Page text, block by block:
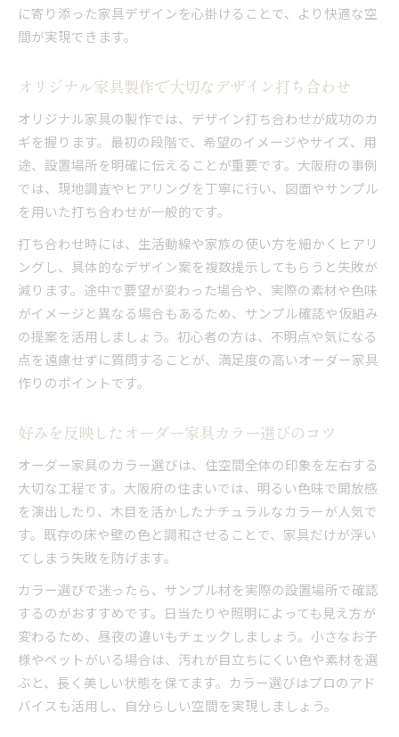
に寄り添った家具デザインを心掛けることで、より快適な空
間が実現できます。
オリジナル家具製作で大切なデザイン打ち合わせ
オリジナル家具の製作では、デザイン打ち合わせが成功のカ
ギを握ります。最初の段階で、希望のイメージやサイズ、用
途、設置場所を明確に伝えることが重要です。大阪府の事例
では、現地調査やヒアリングを丁寧に行い、図面やサンプル
を用いた打ち合わせが一般的です。
打ち合わせ時には、生活動線や家族の使い方を細かくヒアリ
ングし、具体的なデザイン案を複数提示してもらうと失敗が
減ります。途中で要望が変わった場合や、実際の素材や色味
がイメージと異なる場合もあるため、サンプル確認や仮組み
の提案を活用しましょう。初心者の方は、不明点や気になる
点を遠慮せずに質問することが、満足度の高いオーダー家具
作りのポイントです。
好みを反映したオーダー家具カラー選びのコツ
オーダー家具のカラー選びは、住空間全体の印象を左右する
大切な工程です。大阪府の住まいでは、明るい色味で開放感
を演出したり、木目を活かしたナチュラルなカラーが人気で
す。既存の床や壁の色と調和させることで、家具だけが浮い
てしまう失敗を防げます。
カラー選びで迷ったら、サンプル材を実際の設置場所で確認
するのがおすすめです。日当たりや照明によっても見え方が
変わるため、昼夜の違いもチェックしましょう。小さなお子
様やペットがいる場合は、汚れが目立ちにくい色や素材を選
ぶと、長く美しい状態を保てます。カラー選びはプロのアド
バイスも活用し、自分らしい空間を実現しましょう。